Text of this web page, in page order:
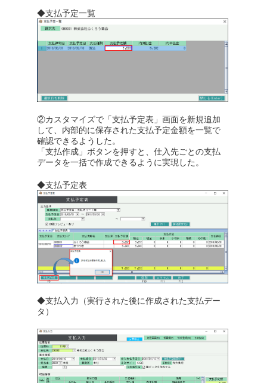
◆支払予定一覧
②カスタマイズで「支払予定表」画面を新規追加
して、内部的に保存された支払予定金額を一覧で
確認できるようした。
「支払作成」ボタンを押すと、仕入先ごとの支払
データを一括で作成できるように実現した。
◆支払予定表
◆支払入力（実行された後に作成された支払デー
タ）